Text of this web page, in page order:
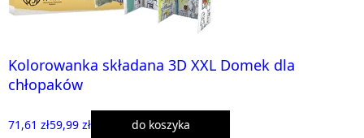
Kolorowanka składana 3D XXL Domek dla
chłopaków
71,61 zł59,99 zł do koszyka